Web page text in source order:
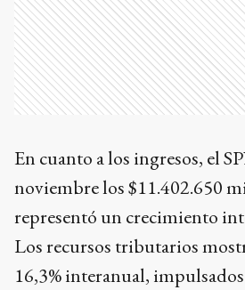
En cuanto a los ingresos, el
noviembre los $11.402.650
representó un crecimiento
Los recursos tributarios
16,3% interanual,